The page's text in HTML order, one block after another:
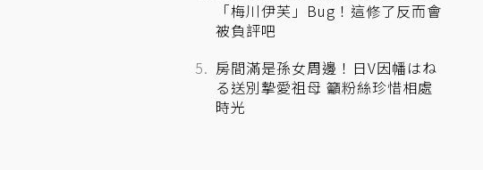
「梅川伊芙」Bug！這修了反而會
被負評吧
房間滿是孫女周邊！日V因幡はね
る送別摯愛祖母 籲粉絲珍惜相處
時光